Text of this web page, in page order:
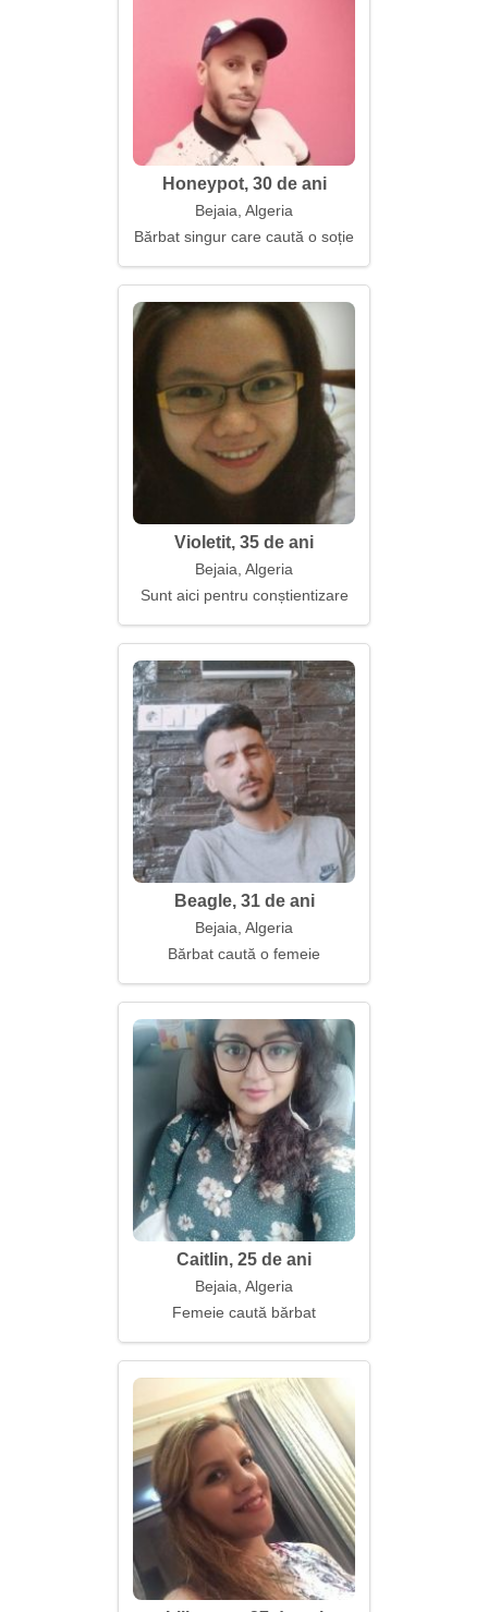
Honeypot, 30 de ani
Bejaia, Algeria
Bărbat singur care caută o soție
Violetit, 35 de ani
Bejaia, Algeria
Sunt aici pentru conștientizare
Beagle, 31 de ani
Bejaia, Algeria
Bărbat caută o femeie
Caitlin, 25 de ani
Bejaia, Algeria
Femeie caută bărbat